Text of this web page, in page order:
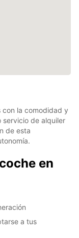
con la comodidad y
servicio de alquiler
de esta
en
a tus